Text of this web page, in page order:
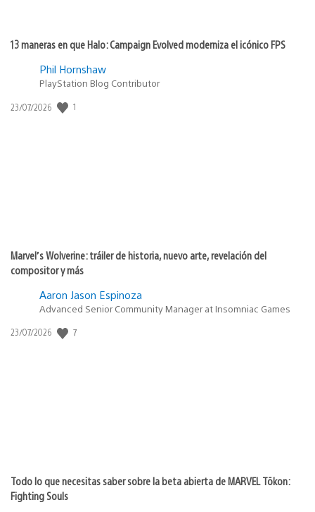
13 maneras en que Halo: Campaign Evolved moderniza el icónico FPS
Phil Hornshaw
PlayStation Blog Contributor
Fecha
23/07/2026 1
Marvel’s Wolverine: tráiler de historia, nuevo arte, revelación del
compositor y más
Aaron Jason Espinoza
Advanced Senior Community Manager at Insomniac Games
Fecha
23/07/2026 7
Todo lo que necesitas saber sobre la beta abierta de MARVEL Tōkon:
Fighting Souls